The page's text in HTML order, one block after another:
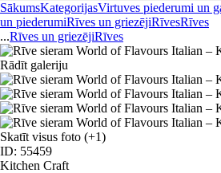
SākumsKategorijasVirtuves piederumi un
un piederumiRīves un griezējiRīvesRīves
...Rīves un griezējiRīves
Rādīt galeriju
Skatīt visus foto (+1)
ID: 55459
Kitchen Craft